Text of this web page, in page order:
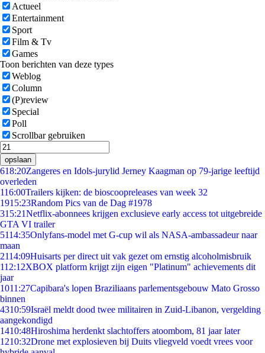
Actueel
Entertainment
Sport
Film & Tv
Games
Toon berichten van deze types
Weblog
Column
(P)review
Special
Poll
Scrollbar gebruiken
opslaan
618:20Zangeres en Idols-jurylid Jerney Kaagman op 79-jarige leeftijd
overleden
116:00Trailers kijken: de bioscoopreleases van week 32
1915:23Random Pics van de Dag #1978
315:21Netflix-abonnees krijgen exclusieve early access tot uitgebreide
GTA VI trailer
5114:35Onlyfans-model met G-cup wil als NASA-ambassadeur naar
maan
2114:09Huisarts per direct uit vak gezet om ernstig alcoholmisbruik
112:12XBOX platform krijgt zijn eigen "Platinum" achievements dit
jaar
1011:27Capibara's lopen Braziliaans parlementsgebouw Mato Grosso
binnen
4310:59Israël meldt dood twee militairen in Zuid-Libanon, vergelding
aangekondigd
1410:48Hiroshima herdenkt slachtoffers atoombom, 81 jaar later
1210:32Drone met explosieven bij Duits vliegveld voedt vrees voor